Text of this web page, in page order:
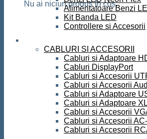
Nu ai niciun produs în coș.
Alimentatoare Benzi
Kit Banda LED
Controllere si Accesorii
CABLURI SI ACCESORII
Cabluri si Adaptoare
Cabluri DisplayPort
Cabluri si Accesorii
Cabluri si Accesorii
Cabluri si Adaptoare
Cabluri si Adaptoare
Cabluri si Accesorii
Cabluri si Accesorii
Cabluri si Accesorii